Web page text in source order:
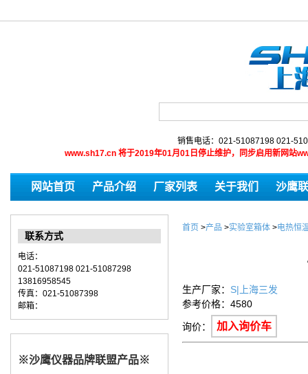
销售电话：021-51087198 021-
www.sh17.cn 将于2019年01月01日停止维护，同步启用新网站
网站首页 产品介绍 厂家列表 关于我们 沙鹰
联系方式
电话：
021-51087198 021-51087298
13816958545
传真：021-51087398
邮箱：
※沙鹰仪器品牌联盟产品※
首页 >产品 >实验室箱体 >电热恒
生产厂家： S|上海三发
参考价格：4580
询价： 加入询价车